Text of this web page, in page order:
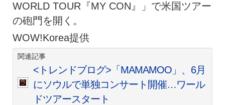
WORLD TOUR『MY CON』」で米国ツアー
の砲門を開く。
WOW!Korea提供
関連記事
<トレンドブログ>「MAMAMOO」、6月
にソウルで単独コンサート開催…ワール
ドツアースタート